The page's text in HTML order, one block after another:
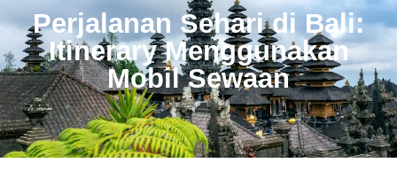
Perjalanan Sehari di Bali:
Itinerary Menggunakan
Mobil Sewaan